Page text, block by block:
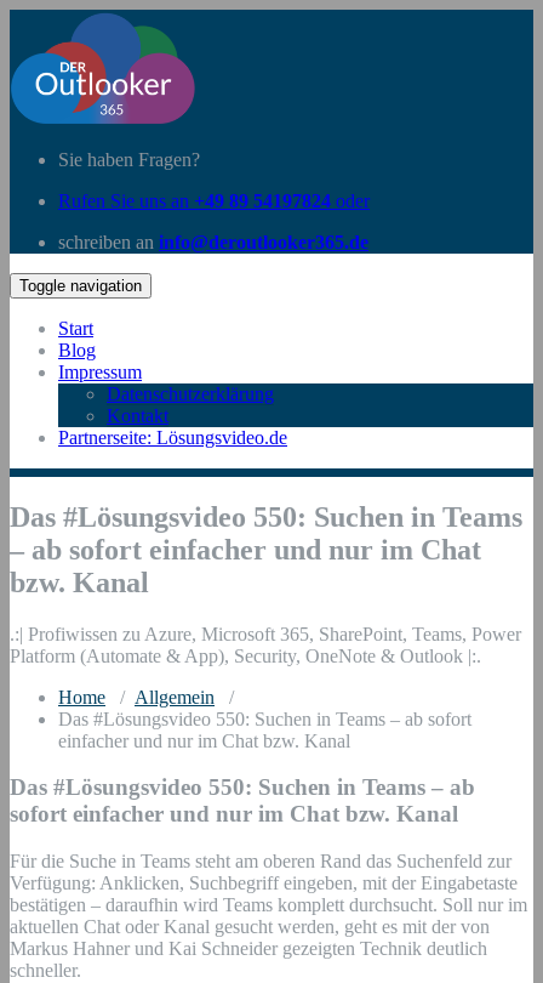
Sie haben Fragen?
Rufen Sie uns an +49 89 54197824 oder
schreiben an info@deroutlooker365.de
Toggle navigation
Start
Blog
Impressum
Datenschutzerklärung
Kontakt
Partnerseite: Lösungsvideo.de
Das #Lösungsvideo 550: Suchen in Teams
– ab sofort einfacher und nur im Chat
bzw. Kanal
.:| Profiwissen zu Azure, Microsoft 365, SharePoint, Teams, Power
Platform (Automate & App), Security, OneNote & Outlook |:.
Home / Allgemein /
Das #Lösungsvideo 550: Suchen in Teams – ab sofort
einfacher und nur im Chat bzw. Kanal
Das #Lösungsvideo 550: Suchen in Teams – ab
sofort einfacher und nur im Chat bzw. Kanal
Für die Suche in Teams steht am oberen Rand das Suchenfeld zur
Verfügung: Anklicken, Suchbegriff eingeben, mit der Eingabetaste
bestätigen – daraufhin wird Teams komplett durchsucht. Soll nur im
aktuellen Chat oder Kanal gesucht werden, geht es mit der von
Markus Hahner und Kai Schneider gezeigten Technik deutlich
schneller.